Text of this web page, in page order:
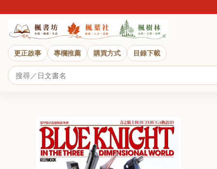
更正啟事 專欄推薦 購買方式 目錄下載